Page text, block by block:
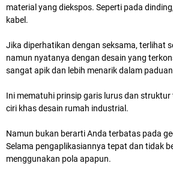
material yang diekspos. Seperti pada
kabel.
Jika diperhatikan dengan seksama, terlihat
namun nyatanya dengan desain yang
sangat apik dan lebih menarik dalam
Ini mematuhi prinsip garis lurus dan
ciri khas desain rumah industrial.
Namun bukan berarti Anda terbatas pada
Selama pengaplikasiannya tepat dan tidak
menggunakan pola apapun.